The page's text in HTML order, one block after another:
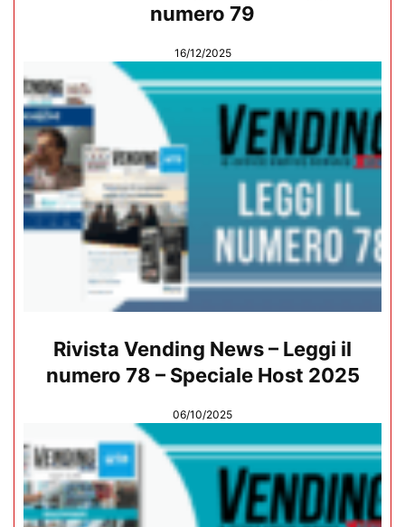
numero 79
16/12/2025
Rivista Vending News – Leggi il
numero 78 – Speciale Host 2025
06/10/2025